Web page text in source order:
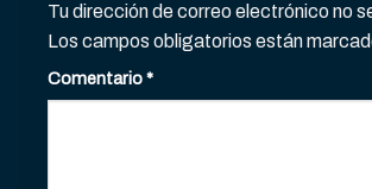
Tu dirección de correo electrónico no
Los campos obligatorios están
Comentario*